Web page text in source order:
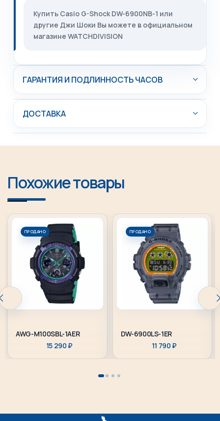
Купить Casio G-Shock DW-6900NB-1 или
другие Джи Шоки Вы можете в официальном
магазине WATCHDIVISION
ГАРАНТИЯ И ПОДЛИННОСТЬ ЧАСОВ
ДОСТАВКА
Похожие товары
ПРОДАНО
AWG-M100SBL-1AER
15 290 ₽
ПРОДАНО
DW-6900LS-1ER
11 790 ₽